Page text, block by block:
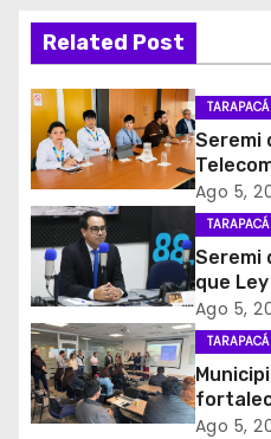
a
c
i
ó
n
d
e
e
Related Post
TARAPACÁ
Seremi
primera
para el
desuso
Ago 5,
TARAPACÁ
Seremi
que
y el
Ago 5,
TARAPACÁ
de
Ago 5,